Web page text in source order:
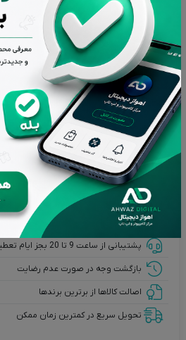
تعداد بازدید:
انتخاب رنگ
افزودن به
درخواست مرجوع کردن کالا در گروه
"انصراف از خرید" تنها در صورتی قابل
اولیه باشد (در صورت پلمپ بودن، کالا
تضمین بهترین قیمت بازار
پشتیبانی از ساعت 9 تا 20 بجز ایام تعطیل
بازگشت وجه در صورت عدم رضایت
اصالت کالاها از برترین برندها
تحویل سریع در کمترین زمان ممکن